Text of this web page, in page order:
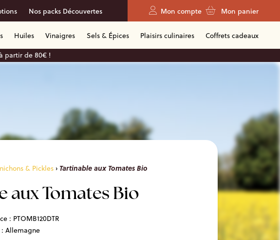
Nos packs Découvertes Mon compte Mon panier
Huiles Vinaigres Sels & Épices Plaisirs culinaires
Coffrets cadeaux
partir de 80€ !
& Pickles › Tartinable aux Tomates Bio
aux Tomates Bio
: PTOMB120DTR
Allemagne